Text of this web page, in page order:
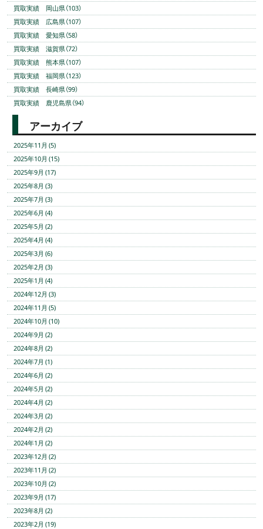
買取実績 岡山県（103）
買取実績 広島県（107）
買取実績 愛知県（58）
買取実績 滋賀県（72）
買取実績 熊本県（107）
買取実績 福岡県（123）
買取実績 長崎県（99）
買取実績 鹿児島県（94）
アーカイブ
2025年11月 (5)
2025年10月 (15)
2025年9月 (17)
2025年8月 (3)
2025年7月 (3)
2025年6月 (4)
2025年5月 (2)
2025年4月 (4)
2025年3月 (6)
2025年2月 (3)
2025年1月 (4)
2024年12月 (3)
2024年11月 (5)
2024年10月 (10)
2024年9月 (2)
2024年8月 (2)
2024年7月 (1)
2024年6月 (2)
2024年5月 (2)
2024年4月 (2)
2024年3月 (2)
2024年2月 (2)
2024年1月 (2)
2023年12月 (2)
2023年11月 (2)
2023年10月 (2)
2023年9月 (17)
2023年8月 (2)
2023年2月 (19)